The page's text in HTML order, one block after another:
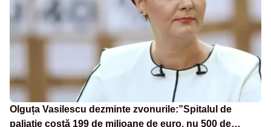
Olguța Vasilescu dezminte zvonurile:”Spitalul de
paliație costă 199 de milioane de euro, nu 500 de